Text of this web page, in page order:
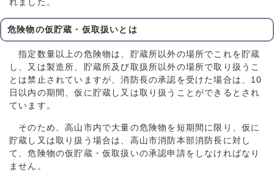
れました。
危険物の仮貯蔵・仮取扱いとは
指定数量以上の危険物は、貯蔵所以外の場所でこれを貯蔵
し、又は製造所、貯蔵所及び取扱所以外の場所で取り扱うこ
とは禁止されていますが、消防長の承認を受けた場合は、10
日以内の期間、仮に貯蔵し又は取り扱うことができるとされ
ています。
そのため、高山市内で大量の危険物を短期間に限り、仮に
貯蔵し又は取り扱う場合は、高山市消防本部消防長に対し
て、危険物の仮貯蔵・仮取扱いの承認申請をしなければなり
ません。